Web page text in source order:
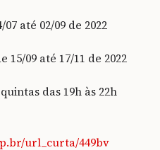
até 02/09 de 2022
09 até 17/11 de 2022
das 19h às 22h
url_curta/449bv